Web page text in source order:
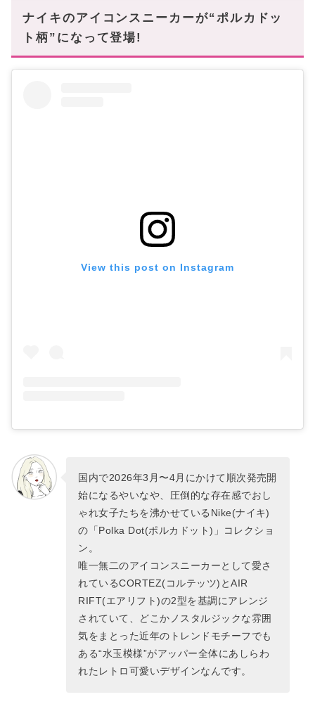
ナイキのアイコンスニーカーが“ポルカドッ
ト柄”になって登場!
View this post on Instagram
国内で2026年3月〜4月にかけて順次発売開
始になるやいなや、圧倒的な存在感でおし
ゃれ女子たちを沸かせているNike(ナイキ)
の「Polka Dot(ポルカドット)」コレクショ
ン。
唯一無二のアイコンスニーカーとして愛さ
れているCORTEZ(コルテッツ)とAIR
RIFT(エアリフト)の2型を基調にアレンジ
されていて、どこかノスタルジックな雰囲
気をまとった近年のトレンドモチーフでも
ある“水玉模様”がアッパー全体にあしらわ
れたレトロ可愛いデザインなんです。